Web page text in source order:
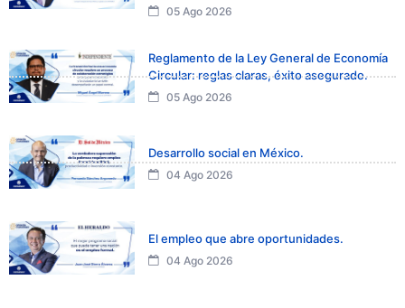
05 Ago 2026
Reglamento de la Ley General de Economía
Circular: reglas claras, éxito asegurado.
05 Ago 2026
Desarrollo social en México.
04 Ago 2026
El empleo que abre oportunidades.
04 Ago 2026